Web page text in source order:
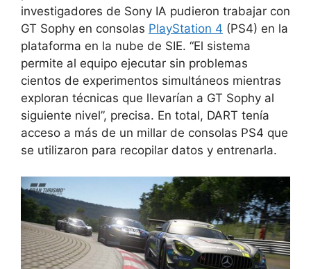
investigadores de Sony IA pudieron trabajar con
GT Sophy en consolas PlayStation 4 (PS4) en la
plataforma en la nube de SIE. “El sistema
permite al equipo ejecutar sin problemas
cientos de experimentos simultáneos mientras
exploran técnicas que llevarían a GT Sophy al
siguiente nivel”, precisa. En total, DART tenía
acceso a más de un millar de consolas PS4 que
se utilizaron para recopilar datos y entrenarla.